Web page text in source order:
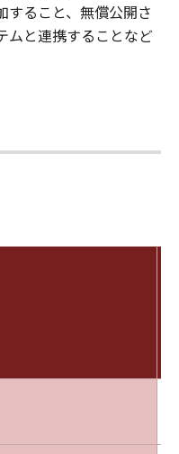
すること、無償公開さ
ムと連携することなど